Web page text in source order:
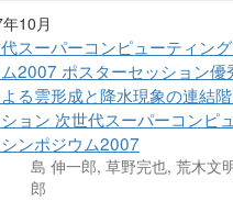
10月
スーパーコンピューティン
2007 ポスターセッション優
る雲形成と降水現象の連結
ョン 次世代スーパーコンピ
ンポジウム2007
島 伸一郎, 草野完也, 荒木文
郎